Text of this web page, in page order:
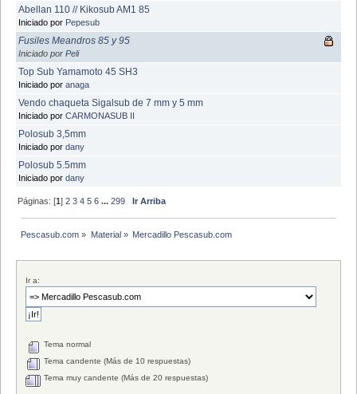
Abellan 110 // Kikosub AM1 85
Iniciado por Pepesub
Fusiles Meandros 85 y 95
Iniciado por Peli
Top Sub Yamamoto 45 SH3
Iniciado por anaga
Vendo chaqueta Sigalsub de 7 mm y 5 mm
Iniciado por CARMONASUB II
Polosub 3,5mm
Iniciado por dany
Polosub 5.5mm
Iniciado por dany
Páginas: [1]2 3 4 5 6 ...299 Ir Arriba
Pescasub.com » Material» Mercadillo Pescasub.com
Ir a:
Tema normal
Tema candente (Más de 10 respuestas)
Tema muy candente (Más de 20 respuestas)